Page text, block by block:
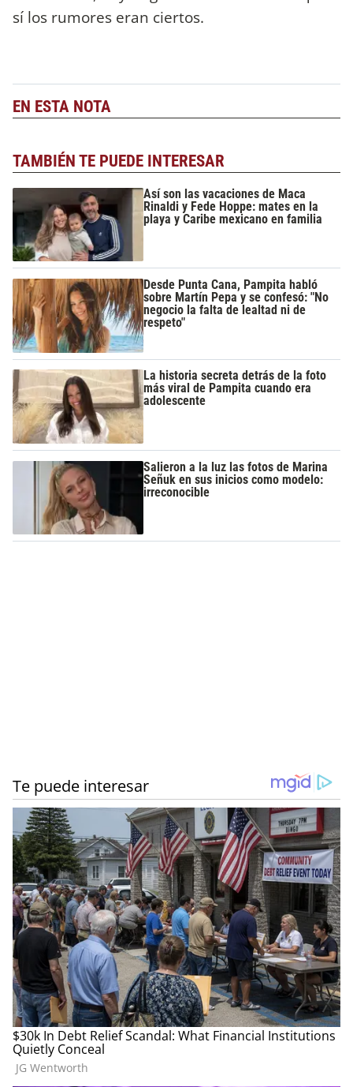
sí los rumores eran ciertos.
EN ESTA NOTA
TAMBIÉN TE PUEDE INTERESAR
Así son las vacaciones de Maca
Rinaldi y Fede Hoppe: mates en la
playa y Caribe mexicano en familia
Desde Punta Cana, Pampita habló
sobre Martín Pepa y se confesó: "No
negocio la falta de lealtad ni de
respeto"
La historia secreta detrás de la foto
más viral de Pampita cuando era
adolescente
Salieron a la luz las fotos de Marina
Señuk en sus inicios como modelo:
irreconocible